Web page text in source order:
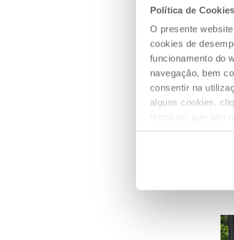
Política de Cookies
O presente
cookies de
funcionamento do
navegação, bem
consentir na
alguns cookies,